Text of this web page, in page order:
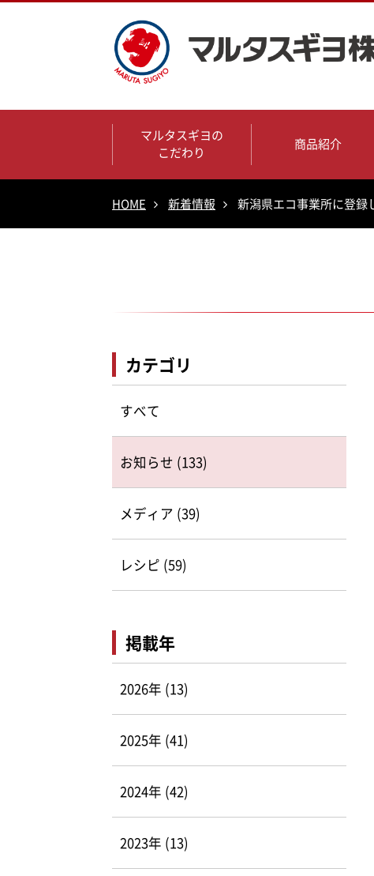
マルタスギヨの
こだわり
商品紹介
HOME 新着情報 新潟県エコ事業所に登録
カテゴリ
すべて
お知らせ (133)
メディア (39)
レシピ (59)
掲載年
2026年 (13)
2025年 (41)
2024年 (42)
2023年 (13)